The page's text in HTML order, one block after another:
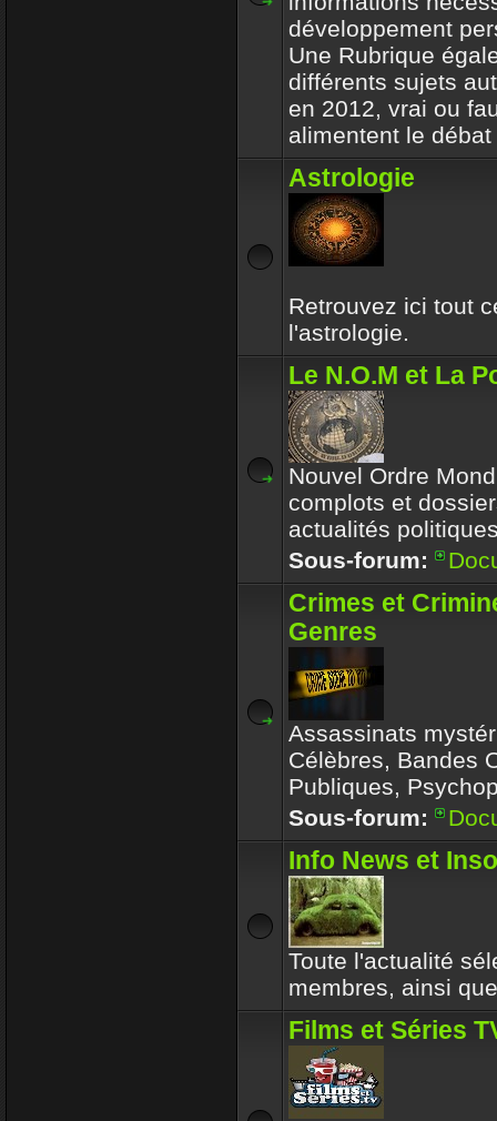
développement
Une Rubrique
différents sujets
en 2012, vrai ou
alimentent le débat
Astrologie
Retrouvez ici tout
l'astrologie.
Le N.O.M et La
Nouvel Ordre
complots et
actualités
Sous-forum:
Crimes et
Genres
Assassinats
Célèbres, Bandes
Publiques,
Sous-forum:
Info News et
Toute l'actualité
membres, ainsi
Films et Séries